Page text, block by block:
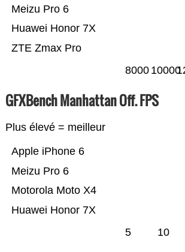
ZTE Zmax Pro
Huawei Honor 7X
Meizu Pro 6
8000 10000
GFXBench Manhattan Off. FPS
Plus élevé = meilleur
Huawei Honor 7X
Motorola Moto X4
Meizu Pro 6
Apple iPhone 6
5 10